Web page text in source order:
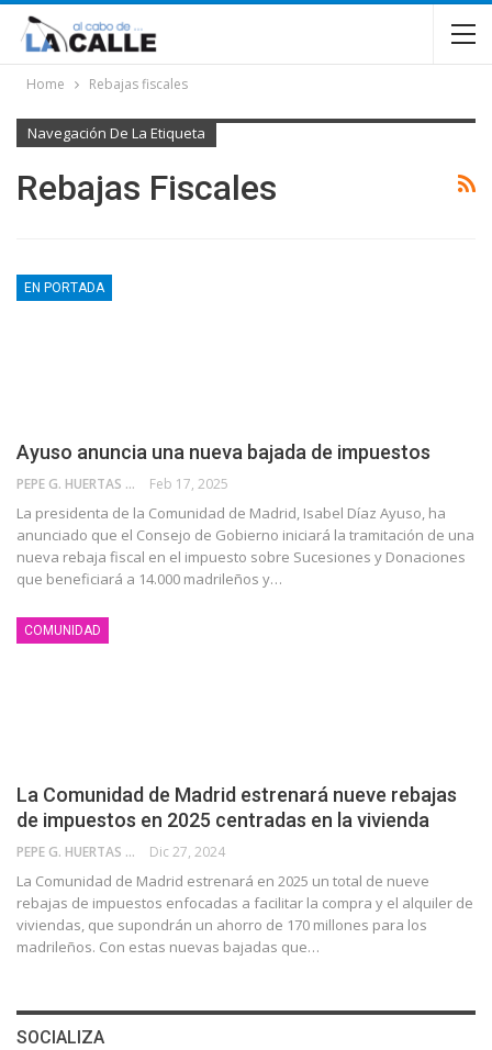
Home Rebajas fiscales
Navegación De La Etiqueta
Rebajas Fiscales
EN PORTADA
Ayuso anuncia una nueva bajada de impuestos
PEPE G. HUERTAS Feb 17, 2025
La presidenta de la Comunidad de Madrid, Isabel Díaz Ayuso, ha
anunciado que el Consejo de Gobierno iniciará la tramitación de una
nueva rebaja fiscal en el impuesto sobre Sucesiones y Donaciones
que beneficiará a 14.000 madrileños y…
COMUNIDAD
La Comunidad de Madrid estrenará nueve rebajas
de impuestos en 2025 centradas en la vivienda
PEPE G. HUERTAS Dic 27, 2024
La Comunidad de Madrid estrenará en 2025 un total de nueve
rebajas de impuestos enfocadas a facilitar la compra y el alquiler de
viviendas, que supondrán un ahorro de 170 millones para los
madrileños. Con estas nuevas bajadas que…
SOCIALIZA